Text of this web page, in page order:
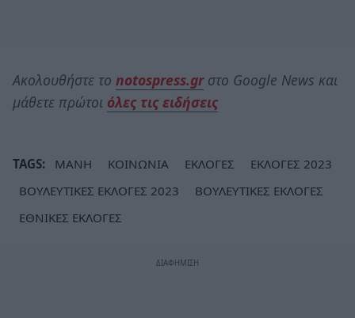
Ακολουθήστε το notospress.grστο Google News και
μάθετε πρώτοι όλες τις ειδήσεις
TAGS: ΜΑΝΗ ΚΟΙΝΩΝΙΑ ΕΚΛΟΓΕΣ
ΕΚΛΟΓΕΣ 2023
ΒΟΥΛΕΥΤΙΚΕΣ ΕΚΛΟΓΕΣ 2023
ΒΟΥΛΕΥΤΙΚΕΣ ΕΚΛΟΓΕΣ
ΕΘΝΙΚΕΣ ΕΚΛΟΓΕΣ